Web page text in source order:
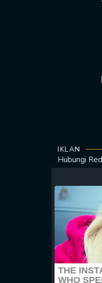
IKLAN
Hubungi